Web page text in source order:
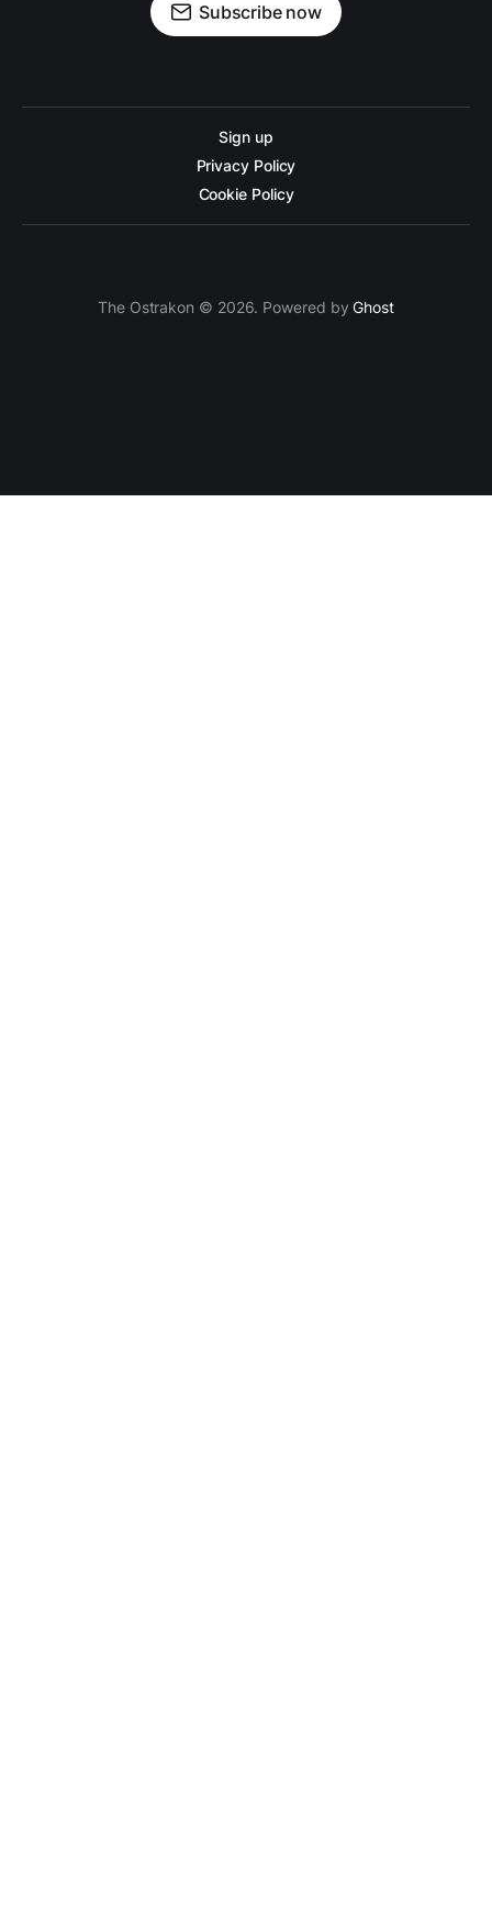
Subscribe now
Sign up
Privacy Policy
Cookie Policy
The Ostrakon © 2026. Powered byGhost